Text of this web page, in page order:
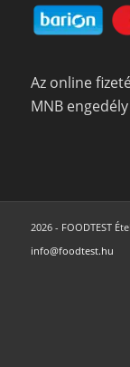
Az online
MNB
2026 - FOODTEST
info@foodtest.hu